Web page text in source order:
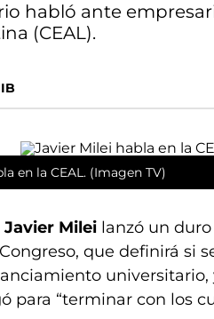
habló ante
(CEAL).
en la CEAL. (Imagen TV)
Javier Milei lanzó un
que definirá si
universitario,
para “terminar con los